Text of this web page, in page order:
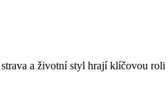
a životní styl hrají klíčovou